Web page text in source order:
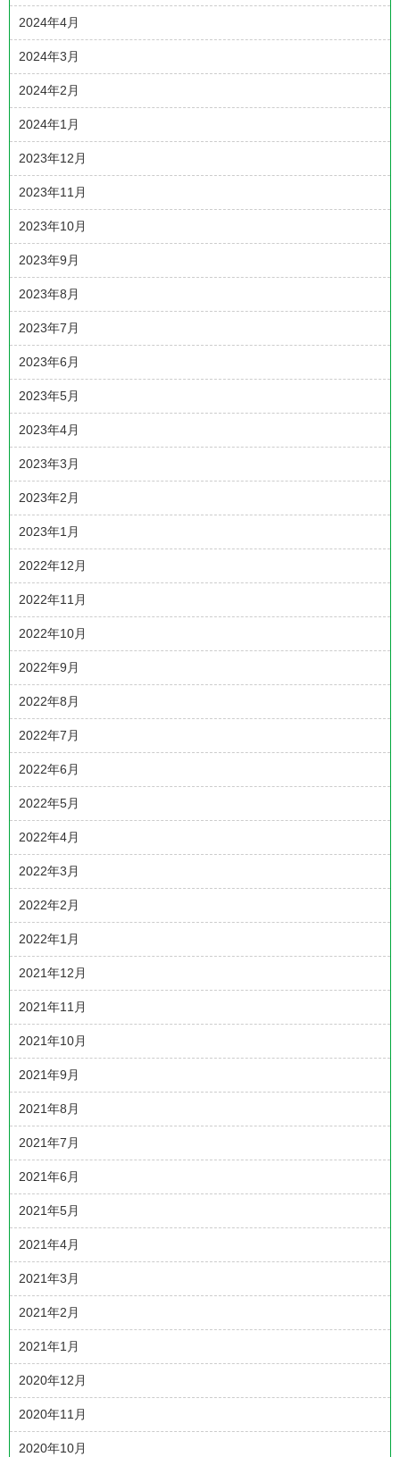
2024年4月
2024年3月
2024年2月
2024年1月
2023年12月
2023年11月
2023年10月
2023年9月
2023年8月
2023年7月
2023年6月
2023年5月
2023年4月
2023年3月
2023年2月
2023年1月
2022年12月
2022年11月
2022年10月
2022年9月
2022年8月
2022年7月
2022年6月
2022年5月
2022年4月
2022年3月
2022年2月
2022年1月
2021年12月
2021年11月
2021年10月
2021年9月
2021年8月
2021年7月
2021年6月
2021年5月
2021年4月
2021年3月
2021年2月
2021年1月
2020年12月
2020年11月
2020年10月